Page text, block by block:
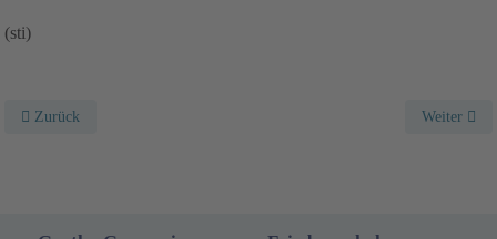
(sti)
Vorheriger Beitrag: Veranstaltung Jugendparlament
Zurück Nächster
Weiter